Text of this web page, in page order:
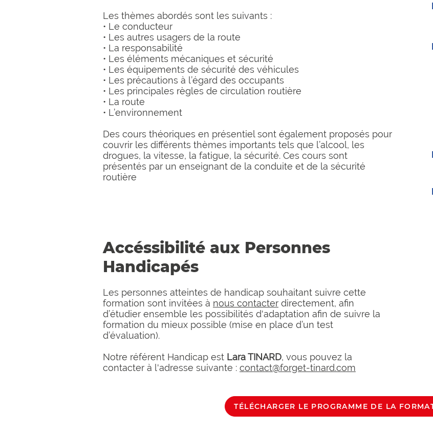
Les thèmes abordés sont les suivants :
• Le conducteur
• Les autres usagers de la route
• La responsabilité
• Les éléments mécaniques et sécurité
• Les équipements de sécurité des véhicules
• Les précautions à l’égard des occupants
• Les principales règles de circulation routière
• La route
• L’environnement
Des cours théoriques en présentiel sont également proposés pour
couvrir les différents thèmes importants tels que l’alcool, les
drogues, la vitesse, la fatigue, la sécurité. Ces cours sont
présentés par un enseignant de la conduite et de la sécurité
routière
Accéssibilité aux Personnes
Handicapés
Les personnes atteintes de handicap souhaitant suivre cette
formation sont invitées à nous contacter directement, afin
d’étudier ensemble les possibilités d'adaptation afin de suivre la
formation du mieux possible (mise en place d’un test
d’évaluation).
Notre référent Handicap est Lara TINARD, vous pouvez la
contacter à l'adresse suivante : contact@forget-tinard.com
TÉLÉCHARGER LE PROGRAMME DE LA